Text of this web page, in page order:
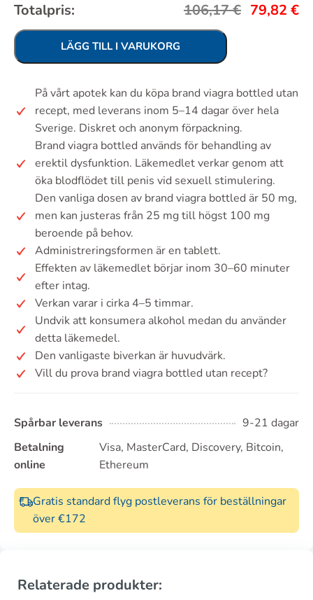
Totalpris: 106,17€ 79,82 €
LÄGG TILL I VARUKORG
På vårt apotek kan du köpa brand viagra bottled utan
recept, med leverans inom 5–14 dagar över hela
Sverige. Diskret och anonym förpackning.
Brand viagra bottled används för behandling av
erektil dysfunktion. Läkemedlet verkar genom att
öka blodflödet till penis vid sexuell stimulering.
Den vanliga dosen av brand viagra bottled är 50 mg,
men kan justeras från 25 mg till högst 100 mg
beroende på behov.
Administreringsformen är en tablett.
Effekten av läkemedlet börjar inom 30–60 minuter
efter intag.
Verkan varar i cirka 4–5 timmar.
Undvik att konsumera alkohol medan du använder
detta läkemedel.
Den vanligaste biverkan är huvudvärk.
Vill du prova brand viagra bottled utan recept?
Spårbar leverans
9-21 dagar
Betalning
online
Visa, MasterCard, Discovery, Bitcoin,
Ethereum
Gratis standard flyg postleverans för beställningar
över €172
Relaterade produkter: